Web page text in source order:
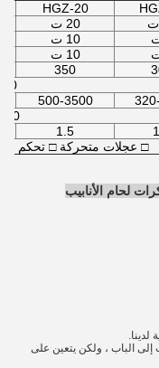
HGZ-20
20 ت
10 ت
10 ت
350
500-3500
60
1.5
□ عجلات متحركة □ تحكم
لحام الأنابيب
إلى الباب ، ولكن يتعين على